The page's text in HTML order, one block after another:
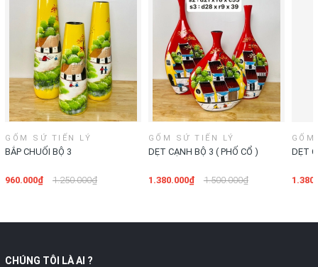
GỐM SỨ TIẾN LÝ
BẮP CHUỐI BỘ 3
960.000₫ 1.250.000₫
GỐM SỨ TIẾN LÝ
DẸT CẠNH BỘ 3 ( PHỐ CỔ )
1.380.000₫ 1.500.000₫
DẸT
CHÚNG TÔI LÀ AI ?